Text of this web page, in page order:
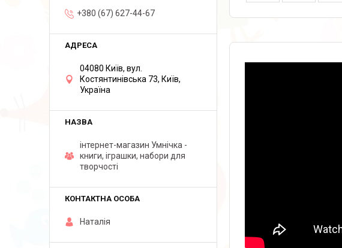
+380 (67) 627-44-67
04080 Київ, вул.
Костянтинівська 73, Київ,
Україна
інтернет-магазин Умнічка -
книги, іграшки, набори для
творчості
Наталія